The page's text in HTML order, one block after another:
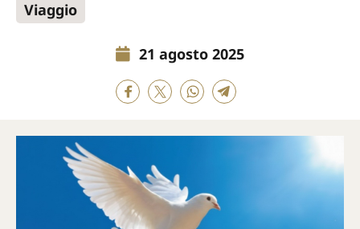
Viaggio
21 agosto 2025